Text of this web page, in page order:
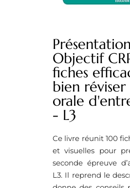
Objectif
fiches
bien
orale
- L3
Ce livre réunit 100
et visuelles pour
seconde épreuve
L3. Il reprend le